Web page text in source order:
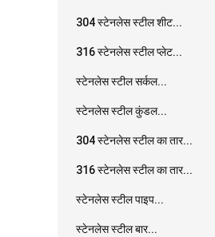
304 स्टेनलेस स्टील शीट...
316 स्टेनलेस स्टील प्लेट...
स्टेनलेस स्टील सर्कल...
स्टेनलेस स्टील कुंडल...
304 स्टेनलेस स्टील का तार...
316 स्टेनलेस स्टील का तार...
स्टेनलेस स्टील पाइप...
स्टेनलेस स्टील बार...